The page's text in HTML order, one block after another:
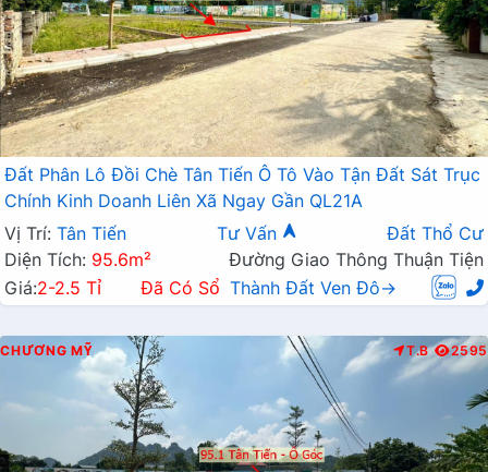
Đất Phân Lô Đồi Chè Tân Tiến Ô Tô Vào Tận Đất Sát Trục
Chính Kinh Doanh Liên Xã Ngay Gần QL21A
Vị Trí: Tân Tiến Tư Vấn
Đất Thổ Cư
Diện Tích: 95.6m²
Đường Giao Thông Thuận Tiện
Giá:2-2.5 Tỉ Đã Có Sổ Thành Đất Ven Đô→
CHƯƠNG MỸ T.B 2595